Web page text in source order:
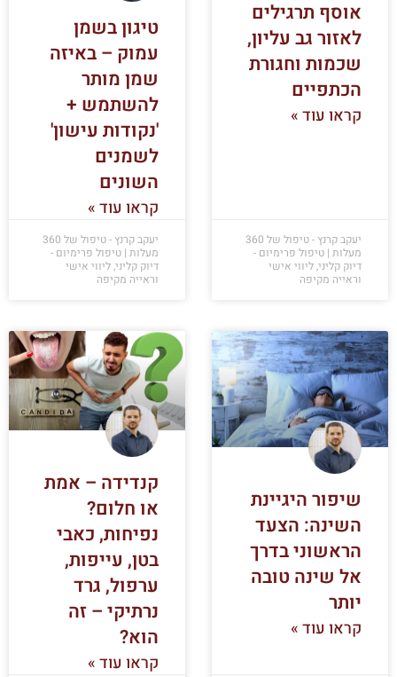
אוסף תרגילים
לאזור גב עליון,
שכמות וחגורת
הכתפיים
קראו עוד »
יעקב קרנץ - טיפול של 360
מעלות | טיפול פרימיום -
דיוק קליני, ליווי אישי
וראייה מקיפה
טיגון בשמן
עמוק – באיזה
שמן מותר
להשתמש +
'נקודות עישון'
לשמנים
השונים
קראו עוד »
יעקב קרנץ - טיפול של 360
מעלות | טיפול פרימיום -
דיוק קליני, ליווי אישי
וראייה מקיפה
שיפור היגיינת
השינה: הצעד
הראשוני בדרך
אל שינה טובה
יותר
קראו עוד »
קנדידה – אמת
או חלום?
נפיחות, כאבי
בטן, עייפות,
ערפול, גרד
נרתיקי – זה
הוא?
קראו עוד »